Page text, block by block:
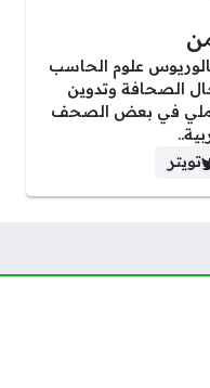
علوم الحاسب
الصحافة وتدوين
2012 بجانب عملي في بعض الصحف
تويتر